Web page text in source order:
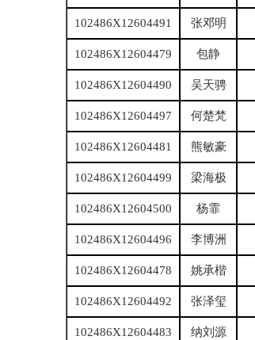
102486X12604491 张邓明
102486X12604479 包静
102486X12604490 吴天骋
102486X12604497 何楚梵
102486X12604481 熊敏豪
102486X12604499 梁海极
102486X12604500 杨霏
102486X12604496 李博洲
102486X12604478 姚承楷
102486X12604492 张泽玺
102486X12604483 纳刘源